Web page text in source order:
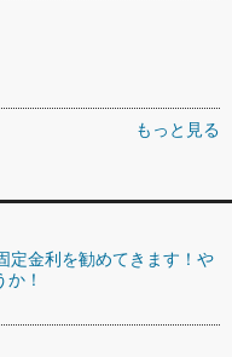
もっと見る
定金利を勧めてきます！や
！